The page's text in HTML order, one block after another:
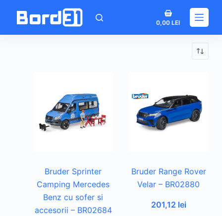
Coș
de
cumpărături
0,00LEI
Bruder Sprinter
Camping Mercedes
Benz cu sofer si
accesorii – BR02684
Bruder Range Rover
Velar – BR02880
201,12 lei